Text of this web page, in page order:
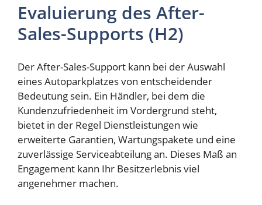
Evaluierung des After-
Sales-Supports (H2)
Der After-Sales-Support kann bei der Auswahl
eines Autoparkplatzes von entscheidender
Bedeutung sein. Ein Händler, bei dem die
Kundenzufriedenheit im Vordergrund steht,
bietet in der Regel Dienstleistungen wie
erweiterte Garantien, Wartungspakete und eine
zuverlässige Serviceabteilung an. Dieses Maß an
Engagement kann Ihr Besitzerlebnis viel
angenehmer machen.